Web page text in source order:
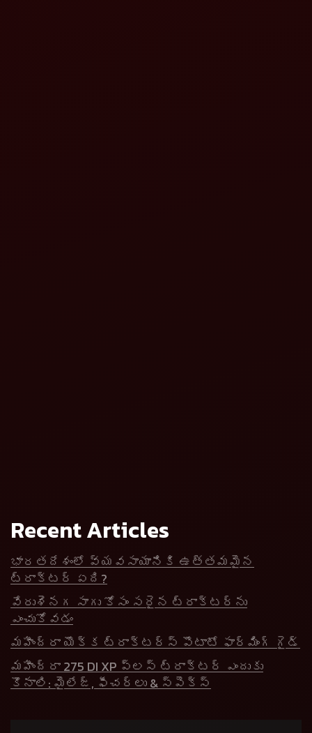
Recent Articles
భారతదేశంలో వ్యవసాయానికి ఉత్తమమైన
ట్రాక్టర్ ఏది?
వేరుశెనగ సాగు కోసం సరైన ట్రాక్టర్‌ను
ఎంచుకోవడం
మహీంద్రా యొక్క ట్రాక్టర్స్ పొటాటో ఫార్మింగ్ గైడ్
మహీంద్రా 275 DI XP ప్లస్ ట్రాక్టర్ ఎందుకు
కొనాలి: మైలేజ్, ఫీచర్లు & స్పెక్స్